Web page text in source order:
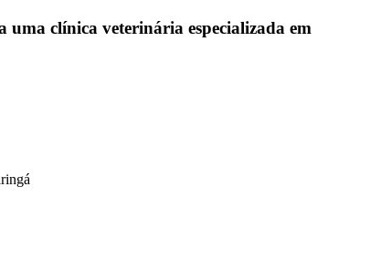
clínica veterinária especializada em